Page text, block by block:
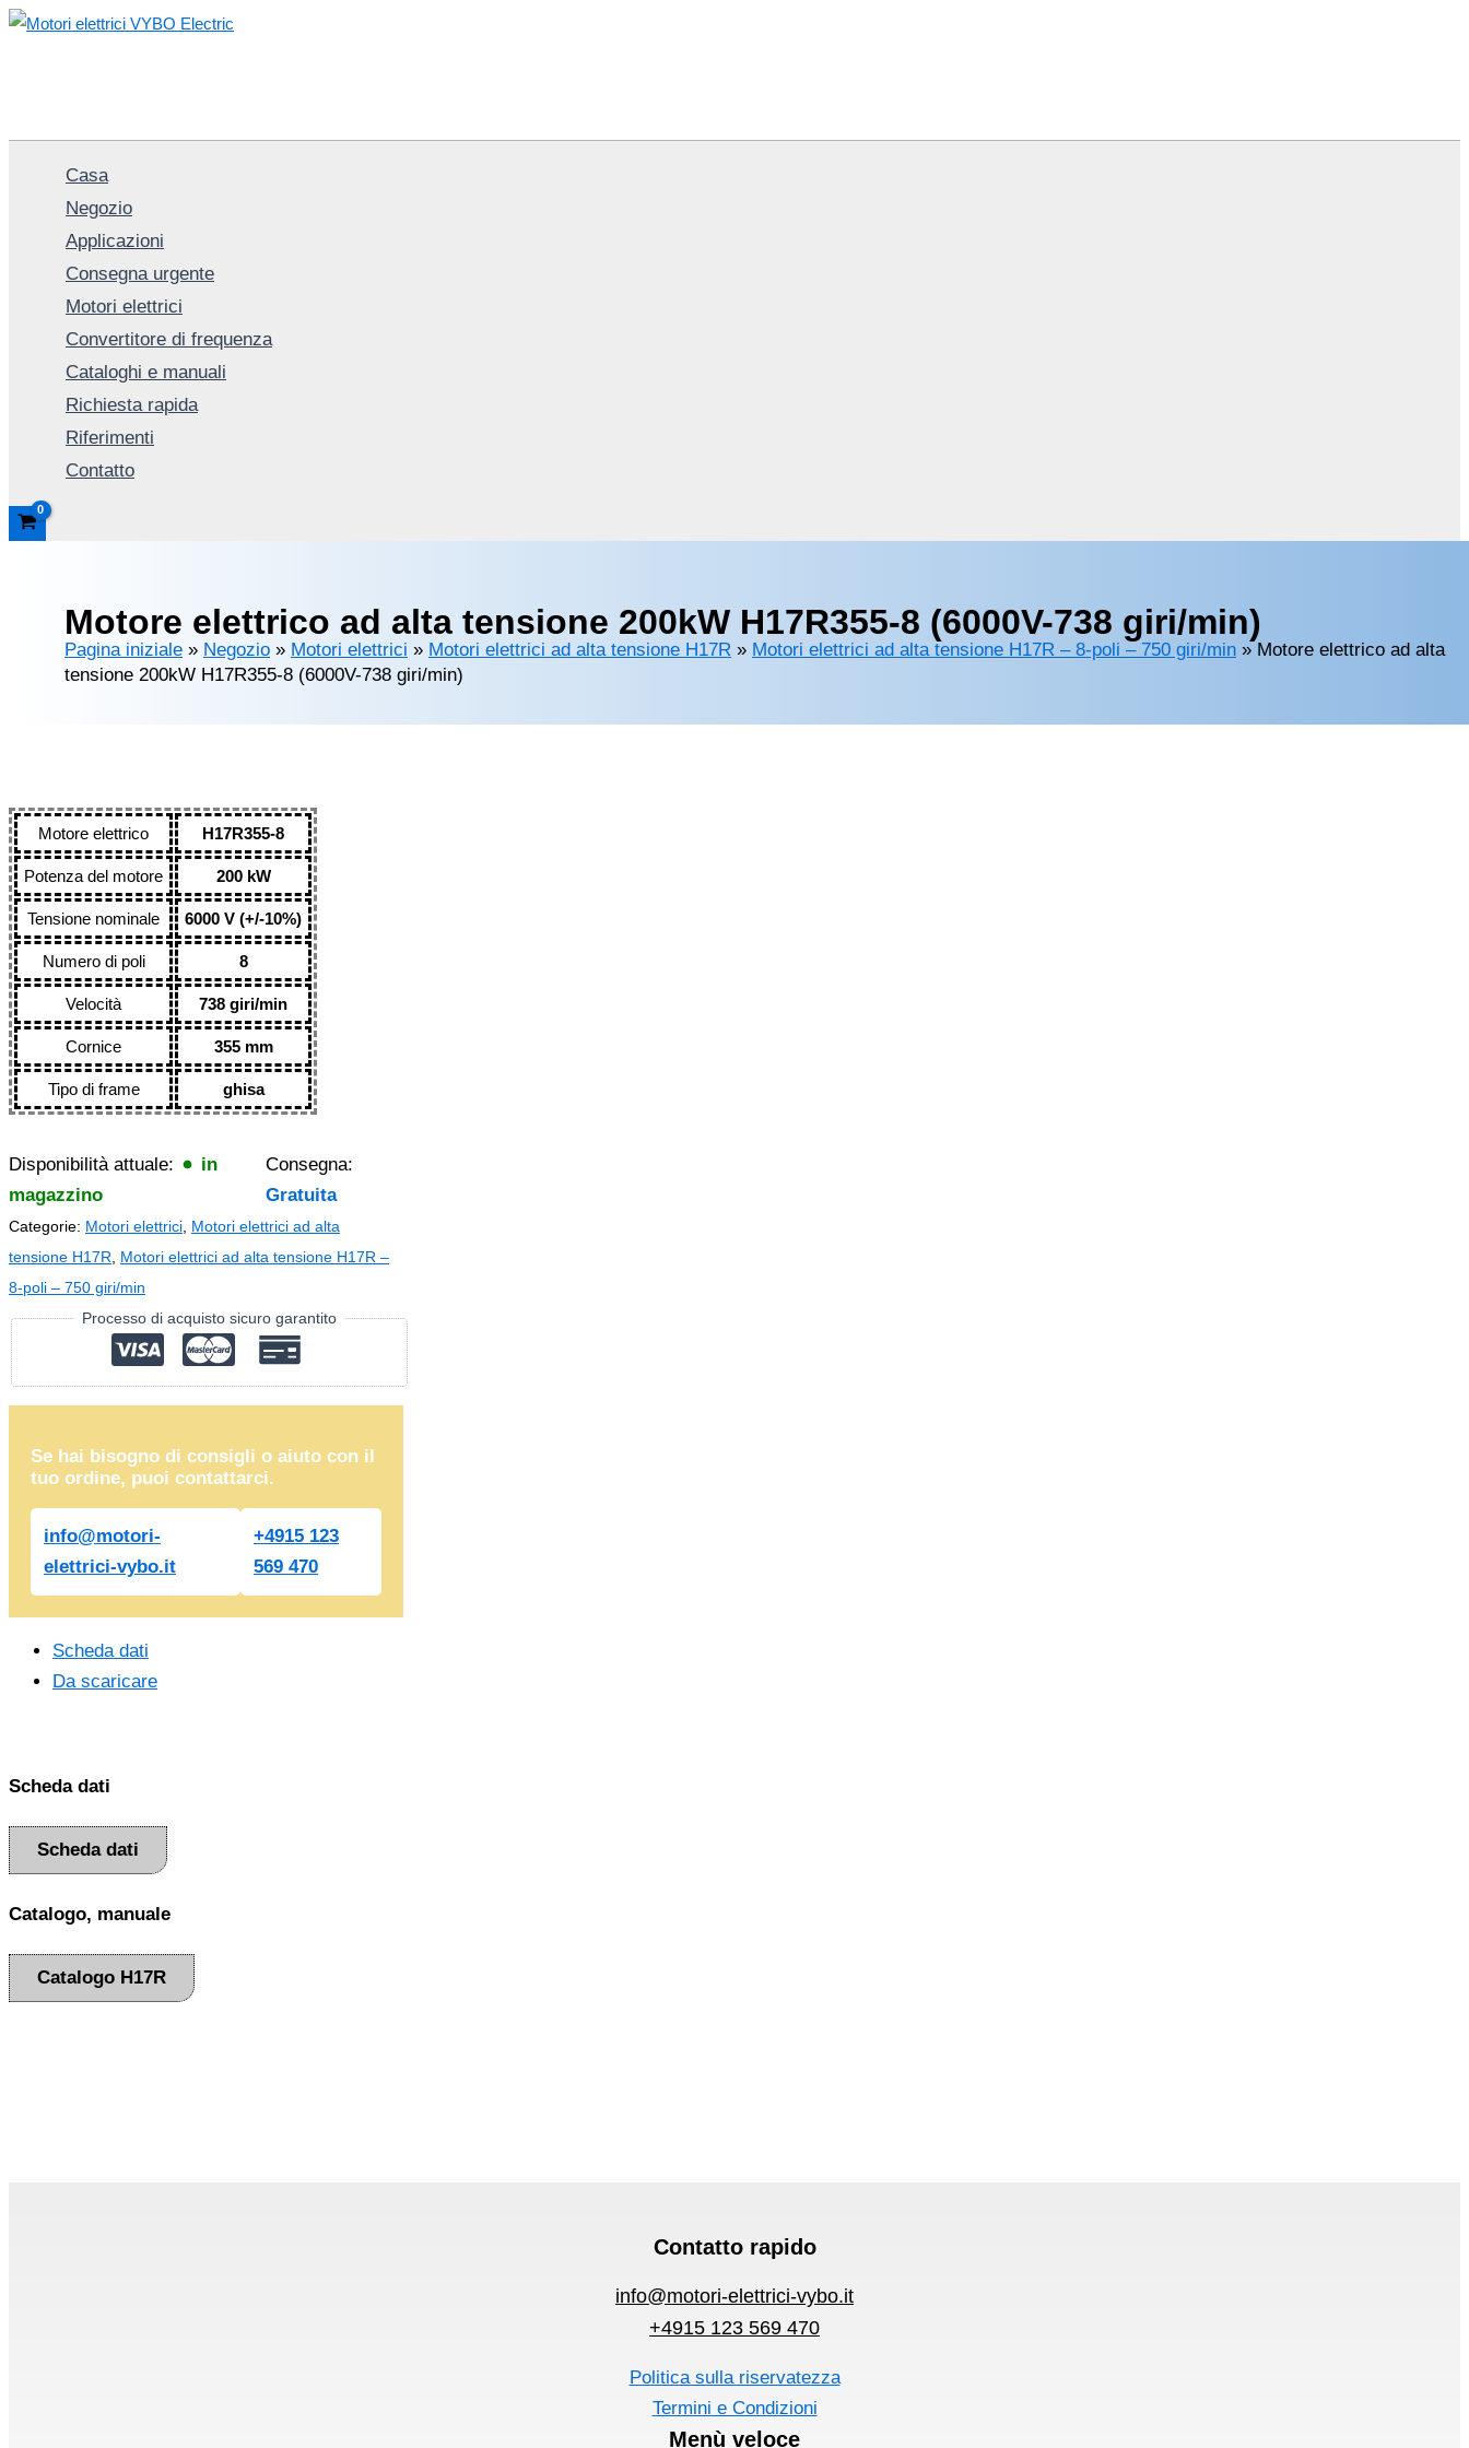
Vai
Casa
Negozio
Applicazioni
Consegna urgente
Motori elettrici
Convertitore di frequenza
Cataloghi e manuali
Richiesta rapida
Riferimenti
Contatto
Motore elettrico ad alta tensione 200kW H17R355-8 (6000V-738 giri/min)
Pagina iniziale » Negozio » Motori elettrici » Motori elettrici ad alta tensione H17R » Motori elettrici ad alta tensione H17R – 8-poli – 750 giri/min » Motore elettrico ad alta
tensione 200kW H17R355-8 (6000V-738 giri/min)
Motore elettrico H17R355-8
Potenza del motore 200 kW
Tensione nominale 6000 V (+/-10%)
Numero di poli 8
Velocità 738 giri/min
Cornice 355 mm
Tipo di frame ghisa
Disponibilità attuale:
in
magazzino
Consegna:
Gratuita
Categorie: Motori elettrici, Motori elettrici ad alta
tensione H17R, Motori elettrici ad alta tensione H17R –
8-poli – 750 giri/min
Processo di acquisto sicuro garantito
Se hai bisogno di consigli o aiuto con il
tuo ordine, puoi contattarci.
info@motori-
elettrici-vybo.it
+4915 123
569 470
Scheda dati
Da scaricare
Scheda dati
Scheda dati
Catalogo, manuale
Catalogo H17R
Contatto rapido
info@motori-elettrici-vybo.it
+4915 123 569 470
Politica sulla riservatezza
Termini e Condizioni
Menù veloce